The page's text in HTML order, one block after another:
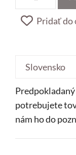
poukážka
100
Pridať do
region:
potrebujete
nám ho do